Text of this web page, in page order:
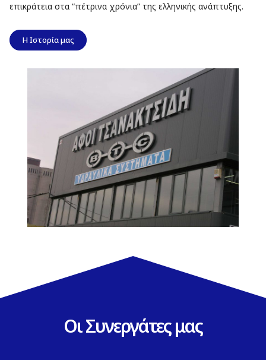
επικράτεια στα “πέτρινα χρόνια” της ελληνικής ανάπτυξης.
Η Ιστορία μας
Οι Συνεργάτες μας